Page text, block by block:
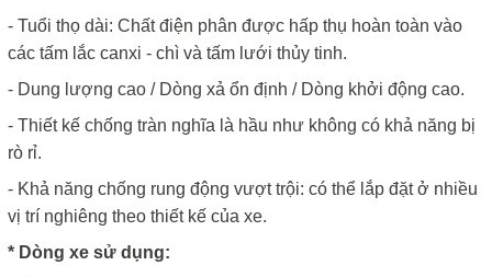
- Tuổi thọ dài: Chất điện phân được hấp thụ hoàn toàn vào
các tấm lắc canxi - chì và tấm lưới thủy tinh.
- Dung lượng cao / Dòng xả ổn định / Dòng khởi động cao.
- Thiết kế chống tràn nghĩa là hầu như không có khả năng bị
rò rỉ.
- Khả năng chống rung động vượt trội: có thể lắp đặt ở nhiều
vị trí nghiêng theo thiết kế của xe.
* Dòng xe sử dụng: